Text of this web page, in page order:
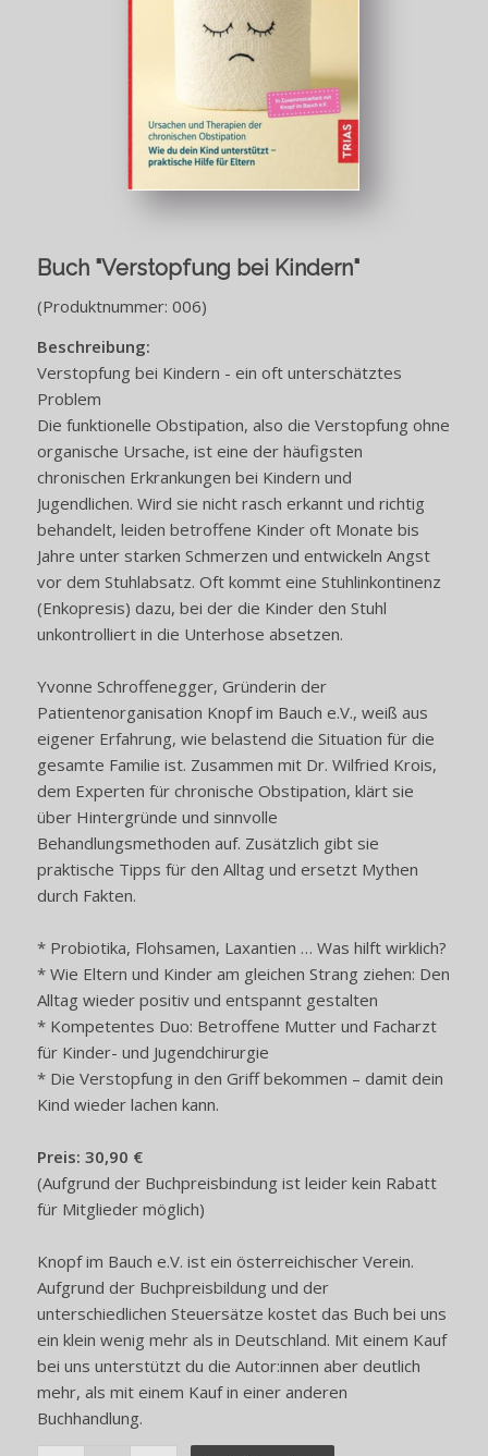
Buch "Verstopfung bei Kindern"
(Produktnummer: 006)
Beschreibung:
Verstopfung bei Kindern - ein oft unterschätztes
Problem
Die funktionelle Obstipation, also die Verstopfung ohne
organische Ursache, ist eine der häufigsten
chronischen Erkrankungen bei Kindern und
Jugendlichen. Wird sie nicht rasch erkannt und richtig
behandelt, leiden betroffene Kinder oft Monate bis
Jahre unter starken Schmerzen und entwickeln Angst
vor dem Stuhlabsatz. Oft kommt eine Stuhlinkontinenz
(Enkopresis) dazu, bei der die Kinder den Stuhl
unkontrolliert in die Unterhose absetzen.
Yvonne Schroffenegger, Gründerin der
Patientenorganisation Knopf im Bauch e.V., weiß aus
eigener Erfahrung, wie belastend die Situation für die
gesamte Familie ist. Zusammen mit Dr. Wilfried Krois,
dem Experten für chronische Obstipation, klärt sie
über Hintergründe und sinnvolle
Behandlungsmethoden auf. Zusätzlich gibt sie
praktische Tipps für den Alltag und ersetzt Mythen
durch Fakten.
* Probiotika, Flohsamen, Laxantien … Was hilft wirklich?
* Wie Eltern und Kinder am gleichen Strang ziehen: Den
Alltag wieder positiv und entspannt gestalten
* Kompetentes Duo: Betroffene Mutter und Facharzt
für Kinder- und Jugendchirurgie
* Die Verstopfung in den Griff bekommen – damit dein
Kind wieder lachen kann.
Preis: 30,90 €
(Aufgrund der Buchpreisbindung ist leider kein Rabatt
für Mitglieder möglich)
Knopf im Bauch e.V. ist ein österreichischer Verein.
Aufgrund der Buchpreisbildung und der
unterschiedlichen Steuersätze kostet das Buch bei uns
ein klein wenig mehr als in Deutschland. Mit einem Kauf
bei uns unterstützt du die Autor:innen aber deutlich
mehr, als mit einem Kauf in einer anderen
Buchhandlung.